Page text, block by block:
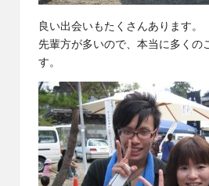
良い出会いもたくさんあります。
先輩方が多いので、本当に多くの
す。